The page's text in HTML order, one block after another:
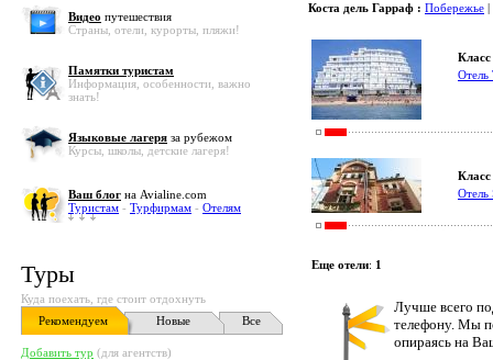
Видео путешествия
Страны, отели, курорты, пляжи!
Памятки туристам
Информация, особенности, важно
знать!
Языковые лагеря за рубежом
Курсы, школы, детские лагеря!
Ваш блог на Avialine.com
Туристам - Турфирмам - Отелям
Туры
Куда поехать, где стоит отдохнуть
Рекомендуем
Новые Все
Добавить тур (для агентств)
Коста дель Гарраф : Побережье |
Отель
Отель
Еще отели: 1
Лучше всего
телефону. Мы
опираясь на